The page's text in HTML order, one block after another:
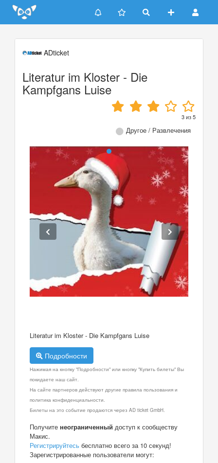
Update cookies preferences
ADticket
Literatur im Kloster - Die
Kampfgans Luise
3из5
Другое / Развлечения
Literatur im Kloster - Die Kampfgans Luise
Подробности
Нажимая на кнопку "Подробности" или кнопку "Купить билеты" Вы
покидаете наш сайт.
На сайте партнеров действуют другие правила пользования и
политика конфиденциальности.
Билеты на это событие продаются через AD ticket GmbH.
Получите неограниченный доступ к сообществу
Макис.
Регистрируйтесь бесплатно всего за 10 секунд!
Зарегистрированные пользователи могут: